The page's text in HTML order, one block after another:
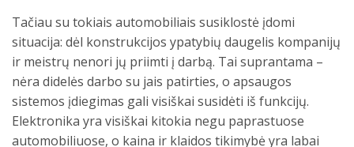
Tačiau su tokiais automobiliais susiklostė įdomi
situacija: dėl konstrukcijos ypatybių daugelis kompanijų
ir meistrų nenori jų priimti į darbą. Tai suprantama –
nėra didelės darbo su jais patirties, o apsaugos
sistemos įdiegimas gali visiškai susidėti iš funkcijų.
Elektronika yra visiškai kitokia negu paprastuose
automobiliuose, o kaina ir klaidos tikimybė yra labai